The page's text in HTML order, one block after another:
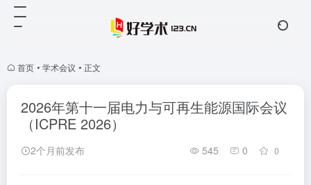
首页 • 学术会议 • 正文
2026年第十一届电力与可再生能源国际会议
（ICPRE 2026）
2个月前发布 545 0 0